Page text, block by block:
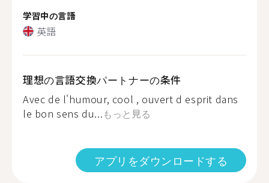
学習中の言語
英語
理想の言語交換パートナーの条件
Avec de l'humour, cool , ouvert d esprit dans
le bon sens du...もっと見る
アプリをダウンロードする